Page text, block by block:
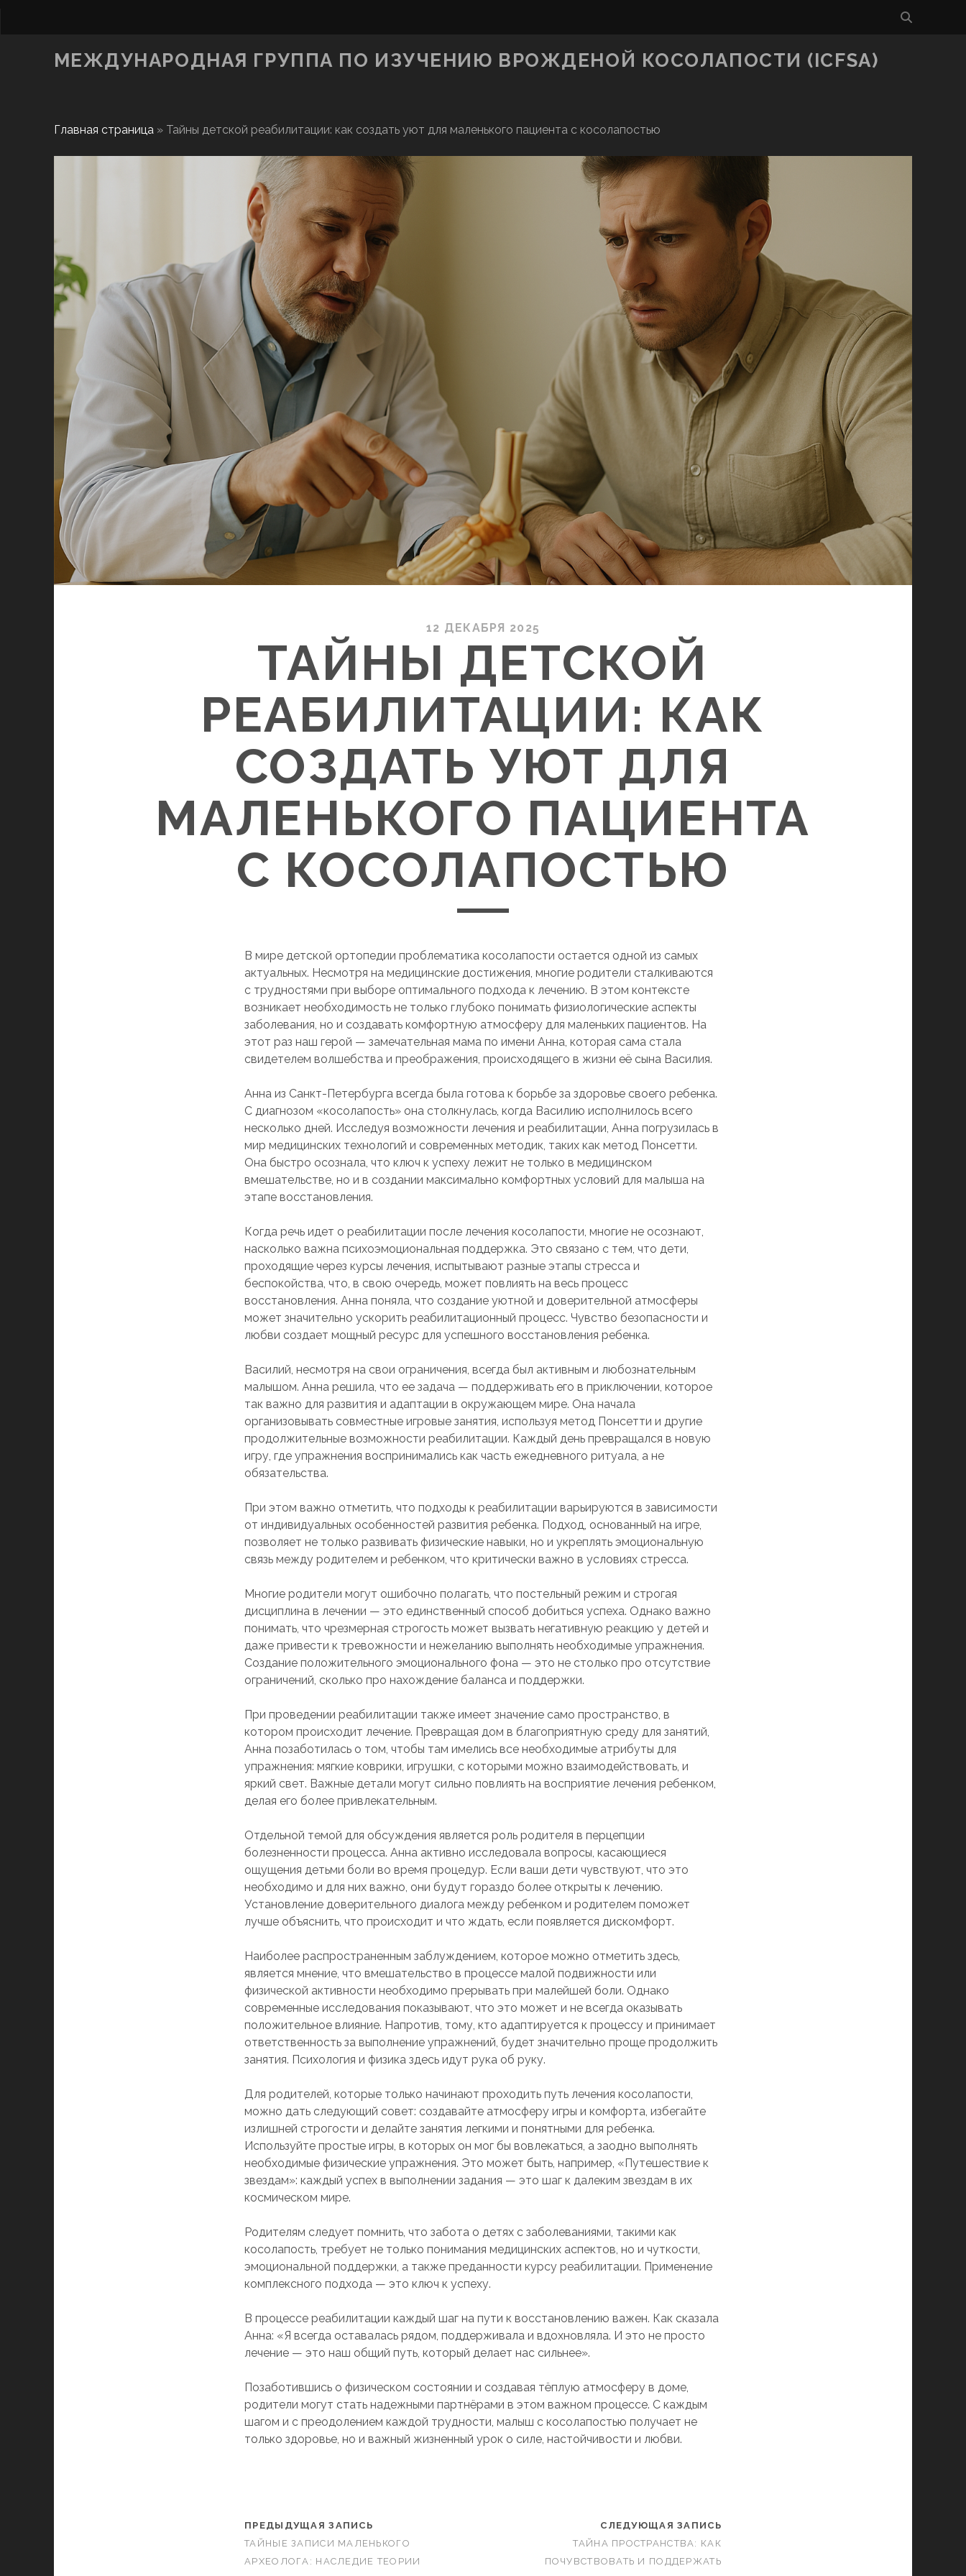
МЕЖДУНАРОДНАЯ ГРУППА ПО ИЗУЧЕНИЮ ВРОЖДЕНОЙ КОСОЛАПОСТИ (ICFSA)
Главная страница» Тайны детской реабилитации: как создать уют для маленького пациента с косолапостью
12 ДЕКАБРЯ 2025
ТАЙНЫ ДЕТСКОЙ
РЕАБИЛИТАЦИИ: КАК
СОЗДАТЬ УЮТ ДЛЯ
МАЛЕНЬКОГО ПАЦИЕНТА
С КОСОЛАПОСТЬЮ
В мире детской ортопедии проблематика косолапости остается одной из самых
актуальных. Несмотря на медицинские достижения, многие родители сталкиваются
с трудностями при выборе оптимального подхода к лечению. В этом контексте
возникает необходимость не только глубоко понимать физиологические аспекты
заболевания, но и создавать комфортную атмосферу для маленьких пациентов. На
этот раз наш герой — замечательная мама по имени Анна, которая сама стала
свидетелем волшебства и преображения, происходящего в жизни её сына Василия.
Анна из Санкт-Петербурга всегда была готова к борьбе за здоровье своего ребенка.
С диагнозом «косолапость» она столкнулась, когда Василию исполнилось всего
несколько дней. Исследуя возможности лечения и реабилитации, Анна погрузилась в
мир медицинских технологий и современных методик, таких как метод Понсетти.
Она быстро осознала, что ключ к успеху лежит не только в медицинском
вмешательстве, но и в создании максимально комфортных условий для малыша на
этапе восстановления.
Когда речь идет о реабилитации после лечения косолапости, многие не осознают,
насколько важна психоэмоциональная поддержка. Это связано с тем, что дети,
проходящие через курсы лечения, испытывают разные этапы стресса и
беспокойства, что, в свою очередь, может повлиять на весь процесс
восстановления. Анна поняла, что создание уютной и доверительной атмосферы
может значительно ускорить реабилитационный процесс. Чувство безопасности и
любви создает мощный ресурс для успешного восстановления ребенка.
Василий, несмотря на свои ограничения, всегда был активным и любознательным
малышом. Анна решила, что ее задача — поддерживать его в приключении, которое
так важно для развития и адаптации в окружающем мире. Она начала
организовывать совместные игровые занятия, используя метод Понсетти и другие
продолжительные возможности реабилитации. Каждый день превращался в новую
игру, где упражнения воспринимались как часть ежедневного ритуала, а не
обязательства.
При этом важно отметить, что подходы к реабилитации варьируются в зависимости
от индивидуальных особенностей развития ребенка. Подход, основанный на игре,
позволяет не только развивать физические навыки, но и укреплять эмоциональную
связь между родителем и ребенком, что критически важно в условиях стресса.
Многие родители могут ошибочно полагать, что постельный режим и строгая
дисциплина в лечении — это единственный способ добиться успеха. Однако важно
понимать, что чрезмерная строгость может вызвать негативную реакцию у детей и
даже привести к тревожности и нежеланию выполнять необходимые упражнения.
Создание положительного эмоционального фона — это не столько про отсутствие
ограничений, сколько про нахождение баланса и поддержки.
При проведении реабилитации также имеет значение само пространство, в
котором происходит лечение. Превращая дом в благоприятную среду для занятий,
Анна позаботилась о том, чтобы там имелись все необходимые атрибуты для
упражнения: мягкие коврики, игрушки, с которыми можно взаимодействовать, и
яркий свет. Важные детали могут сильно повлиять на восприятие лечения ребенком,
делая его более привлекательным.
Отдельной темой для обсуждения является роль родителя в перцепции
болезненности процесса. Анна активно исследовала вопросы, касающиеся
ощущения детьми боли во время процедур. Если ваши дети чувствуют, что это
необходимо и для них важно, они будут гораздо более открыты к лечению.
Установление доверительного диалога между ребенком и родителем поможет
лучше объяснить, что происходит и что ждать, если появляется дискомфорт.
Наиболее распространенным заблуждением, которое можно отметить здесь,
является мнение, что вмешательство в процессе малой подвижности или
физической активности необходимо прерывать при малейшей боли. Однако
современные исследования показывают, что это может и не всегда оказывать
положительное влияние. Напротив, тому, кто адаптируется к процессу и принимает
ответственность за выполнение упражнений, будет значительно проще продолжить
занятия. Психология и физика здесь идут рука об руку.
Для родителей, которые только начинают проходить путь лечения косолапости,
можно дать следующий совет: создавайте атмосферу игры и комфорта, избегайте
излишней строгости и делайте занятия легкими и понятными для ребенка.
Используйте простые игры, в которых он мог бы вовлекаться, а заодно выполнять
необходимые физические упражнения. Это может быть, например, «Путешествие к
звездам»: каждый успех в выполнении задания — это шаг к далеким звездам в их
космическом мире.
Родителям следует помнить, что забота о детях с заболеваниями, такими как
косолапость, требует не только понимания медицинских аспектов, но и чуткости,
эмоциональной поддержки, а также преданности курсу реабилитации. Применение
комплексного подхода — это ключ к успеху.
В процессе реабилитации каждый шаг на пути к восстановлению важен. Как сказала
Анна: «Я всегда оставалась рядом, поддерживала и вдохновляла. И это не просто
лечение — это наш общий путь, который делает нас сильнее».
Позаботившись о физическом состоянии и создавая тёплую атмосферу в доме,
родители могут стать надежными партнёрами в этом важном процессе. С каждым
шагом и с преодолением каждой трудности, малыш с косолапостью получает не
только здоровье, но и важный жизненный урок о силе, настойчивости и любви.
ПРЕДЫДУЩАЯ ЗАПИСЬ
ТАЙНЫЕ ЗАПИСИ МАЛЕНЬКОГО
АРХЕОЛОГА: НАСЛЕДИЕ ТЕОРИИ
СЛЕДУЮЩАЯ ЗАПИСЬ
ТАЙНА ПРОСТРАНСТВА: КАК
ПОЧУВСТВОВАТЬ И ПОДДЕРЖАТЬ